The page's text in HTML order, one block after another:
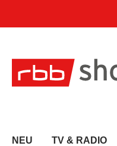
NEU TV & RADIO